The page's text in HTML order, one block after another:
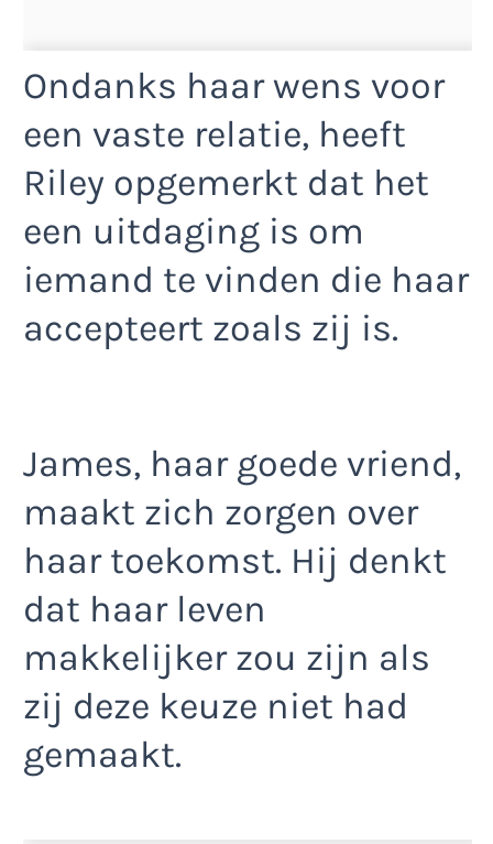
Ondanks haar wens voor
een vaste relatie, heeft
Riley opgemerkt dat het
een uitdaging is om
iemand te vinden die haar
accepteert zoals zij is.
James, haar goede vriend,
maakt zich zorgen over
haar toekomst. Hij denkt
dat haar leven
makkelijker zou zijn als
zij deze keuze niet had
gemaakt.